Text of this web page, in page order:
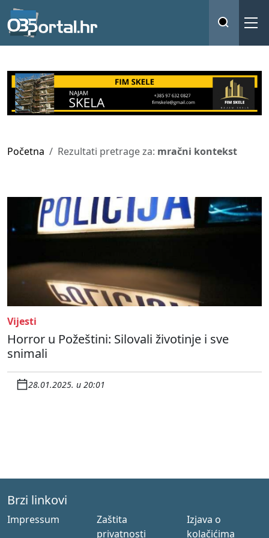
Početna Rezultati pretrage za: mračni kontekst
Vijesti
Horror u Požeštini: Silovali životinje i sve
snimali
28.01.2025. u 20:01
Brzi linkovi
Impressum
Zaštita
privatnosti
Izjava o
kolačićima